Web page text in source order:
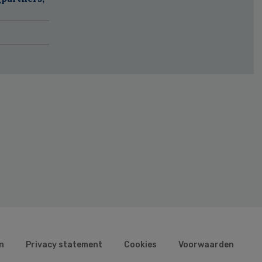
Privacy statement Cookies Voorwaarden